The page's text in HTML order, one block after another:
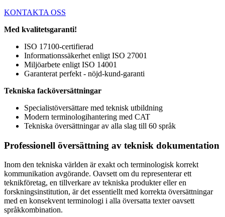
KONTAKTA OSS
Med kvalitetsgaranti!
ISO 17100-certifierad
Informationssäkerhet enligt ISO 27001
Miljöarbete enligt ISO 14001
Garanterat perfekt - nöjd-kund-garanti
Tekniska facköversättningar
Specialistöversättare med teknisk utbildning
Modern terminologihantering med CAT
Tekniska översättningar av alla slag till 60 språk
Professionell översättning av teknisk dokumentation
Inom den tekniska världen är exakt och terminologisk korrekt
kommunikation avgörande. Oavsett om du representerar ett
teknikföretag, en tillverkare av tekniska produkter eller en
forskningsinstitution, är det essentiellt med korrekta översättningar
med en konsekvent terminologi i alla översatta texter oavsett
språkkombination.